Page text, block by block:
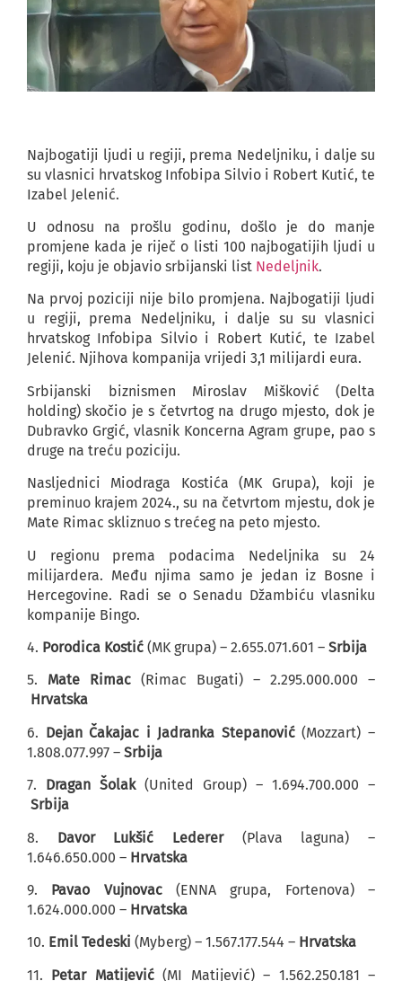
Najbogatiji ljudi u regiji, prema Nedeljniku, i dalje su
su vlasnici hrvatskog Infobipa Silvio i Robert Kutić, te
Izabel Jelenić.
U odnosu na prošlu godinu, došlo je do manje
promjene kada je riječ o listi 100 najbogatijih ljudi u
regiji, koju je objavio srbijanski list Nedeljnik.
Na prvoj poziciji nije bilo promjena. Najbogatiji ljudi
u regiji, prema Nedeljniku, i dalje su su vlasnici
hrvatskog Infobipa Silvio i Robert Kutić, te Izabel
Jelenić. Njihova kompanija vrijedi 3,1 milijardi eura.
Srbijanski biznismen Miroslav Mišković (Delta
holding) skočio je s četvrtog na drugo mjesto, dok je
Dubravko Grgić, vlasnik Koncerna Agram grupe, pao s
druge na treću poziciju.
Nasljednici Miodraga Kostića (MK Grupa), koji je
preminuo krajem 2024., su na četvrtom mjestu, dok je
Mate Rimac skliznuo s trećeg na peto mjesto.
U regionu prema podacima Nedeljnika su 24
milijardera. Među njima samo je jedan iz Bosne i
Hercegovine. Radi se o Senadu Džambiću vlasniku
kompanije Bingo.
4. Porodica Kostić (MK grupa) – 2.655.071.601 – Srbija
5. Mate Rimac (Rimac Bugati) – 2.295.000.000 –
Hrvatska
6. Dejan Čakajac i Jadranka Stepanović(Mozzart) –
1.808.077.997 – Srbija
7. Dragan Šolak(United Group) – 1.694.700.000 –
Srbija
8. Davor Lukšić Lederer(Plava laguna) –
1.646.650.000 – Hrvatska
9. Pavao Vujnovac(ENNA grupa, Fortenova) –
1.624.000.000 – Hrvatska
10. Emil Tedeski (Myberg) – 1.567.177.544 – Hrvatska
11. Petar Matijević(MI Matijević) – 1.562.250.181 –